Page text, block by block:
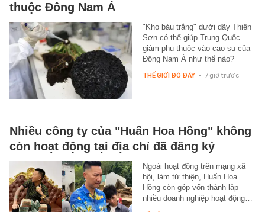
thuộc Đông Nam Á
"Kho báu trắng" dưới dãy Thiên
Sơn có thể giúp Trung Quốc
giảm phụ thuộc vào cao su của
Đông Nam Á như thế nào?
THẾ GIỚI ĐÓ ĐÂY - 7 giờ trước
Nhiều công ty của "Huấn Hoa Hồng" không
còn hoạt động tại địa chỉ đã đăng ký
Ngoài hoạt động trên mạng xã
hội, làm từ thiện, Huấn Hoa
Hồng còn góp vốn thành lập
nhiều doanh nghiệp hoạt động…